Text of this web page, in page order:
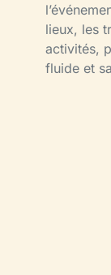
lieux, les
activités,
fluide et